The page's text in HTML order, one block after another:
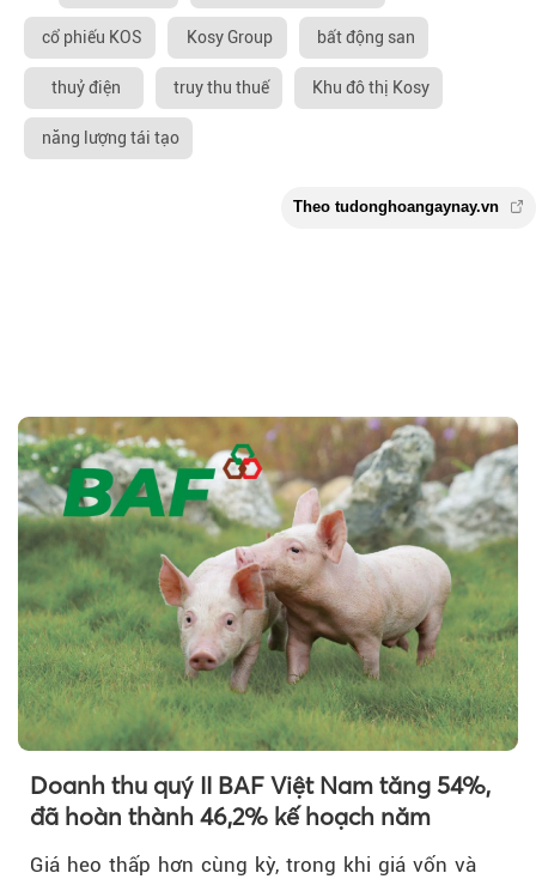
cổ phiếu KOS Kosy Group bất động san
thuỷ điện truy thu thuế Khu đô thị Kosy
năng lượng tái tạo
Doanh thu quý II BAF Việt Nam tăng 54%,
đã hoàn thành 46,2% kế hoạch năm
Giá heo thấp hơn cùng kỳ, trong khi giá vốn và